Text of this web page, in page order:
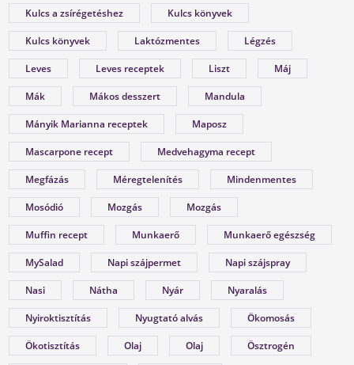
FÉRFIASSÁG MEGŐRZÉSE ÉS
VISSZASZERZÉSE 50 FELETT
TERMÉSZETES MÓDSZEREKKEL
Kulcs a zsírégetéshez Kulcs könyvek
Kulcs könyvek Laktózmentes Légzés
Leves Leves receptek Liszt Máj
Mák Mákos desszert Mandula
Mányik Marianna receptek Maposz
Mascarpone recept Medvehagyma recept
Megfázás Méregtelenítés Mindenmentes
Mosódió Mozgás Mozgás
Muffin recept Munkaerő Munkaerő egészség
MySalad Napi szájpermet Napi szájspray
Nasi Nátha Nyár Nyaralás
Nyiroktisztítás Nyugtató alvás Ökomosás
Ökotisztítás Olaj Olaj Ösztrogén